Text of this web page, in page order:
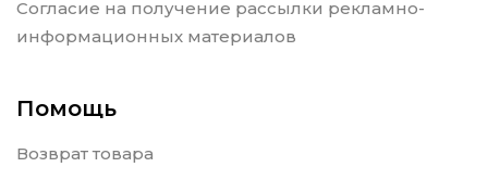
Согласие на получение рассылки рекламно-
информационных материалов
Помощь
Возврат товара